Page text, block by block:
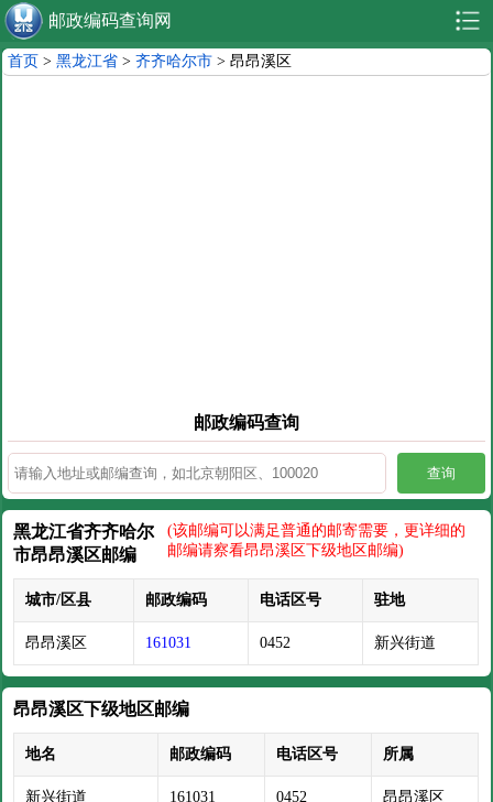
邮政编码查询网
首页 >黑龙江省 >齐齐哈尔市 > 昂昂溪区
邮政编码查询
查询
黑龙江省齐齐哈尔
市昂昂溪区邮编
(该邮编可以满足普通的邮寄需要，更详细的
邮编请察看昂昂溪区下级地区邮编)
城市/区县 邮政编码 电话区号 驻地
昂昂溪区 161031 0452 新兴街道
昂昂溪区下级地区邮编
地名 邮政编码 电话区号 所属
新兴街道 161031 0452 昂昂溪区